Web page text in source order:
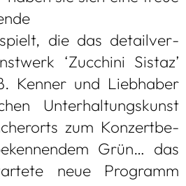
die das detail­ver­
‘Zuc­chini Sis­taz’
Ken­ner und Lieb­ha­ber
Unter­hal­tungs­kunst
zum Kon­zert­be­
Grün… das
neue Pro­gramm